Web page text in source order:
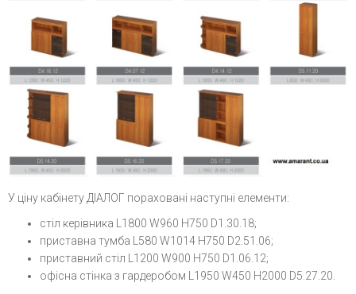
У ціну кабінету ДІАЛОГ пораховані наступні елементи:
стіл керівника L1800 W960 H750 D1.30.18;
приставна тумба L580 W1014 H750 D2.51.06;
приставний стіл L1200 W900 H750 D1.06.12;
офісна стінка з гардеробом L1950 W450 H2000 D5.27.20.